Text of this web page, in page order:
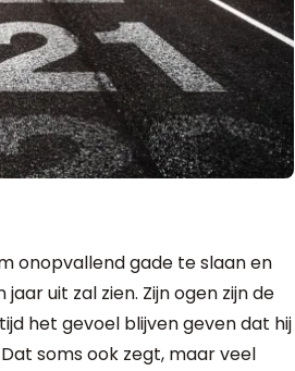
onopvallend gade te slaan en
uit zal zien. Zijn ogen zijn de
het gevoel blijven geven dat hij
soms ook zegt, maar veel